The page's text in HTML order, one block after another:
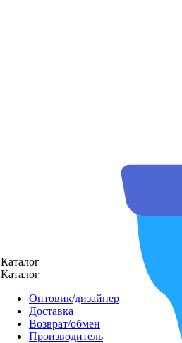
Каталог
Каталог
Оптовик/дизайнер
Доставка
Возврат/обмен
Производитель